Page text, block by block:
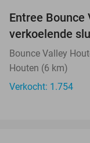
Entree Bounce
verkoelende
Bounce Valley
Houten (6 km)
Verkocht: 1.754